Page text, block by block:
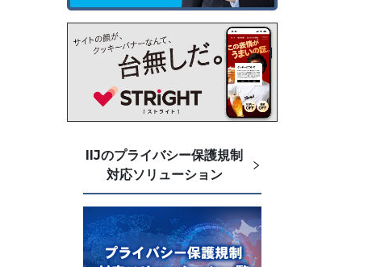
IIJのプライバシー保護規制
対応ソリューション